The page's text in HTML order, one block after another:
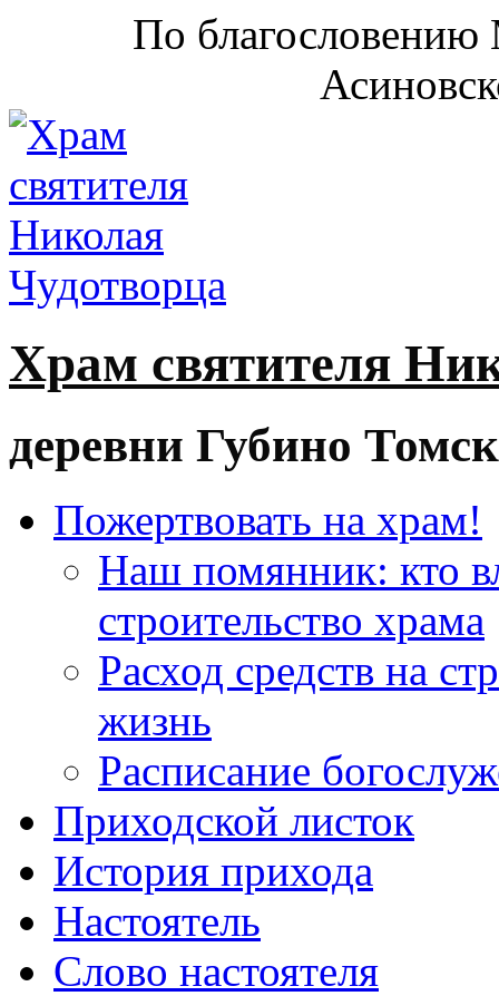
По благословению
Храм святителя
деревни Губино
Пожертвовать на храм!
Наш помянник: кто
строительство храма
Расход средств на
жизнь
Расписание
Приходской листок
История прихода
Настоятель
Слово настоятеля